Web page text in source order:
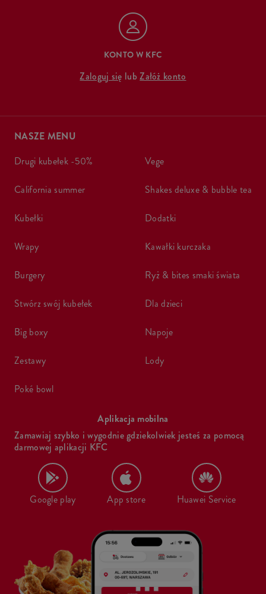
KONTO W KFC
Zaloguj się lubZałóż konto
NASZE MENU
drugi kubełek -50%
california summer
kubełki
wrapy
burgery
stwórz swój kubełek
big boxy
zestawy
poké bowl
vege
shakes deluxe & bubble tea
dodatki
kawałki kurczaka
ryż & bites smaki świata
dla dzieci
napoje
lody
Aplikacja mobilna
Zamawiaj szybko i wygodnie gdziekolwiek jesteś za pomocą
darmowej aplikacji KFC
Google play App store Huawei Service